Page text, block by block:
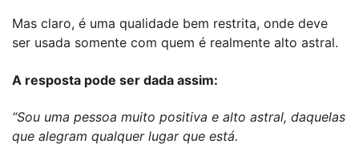
Mas claro, é uma qualidade bem restrita, onde deve
ser usada somente com quem é realmente alto astral.
A resposta pode ser dada assim:
“Sou uma pessoa muito positiva e alto astral, daquelas
que alegram qualquer lugar que está.